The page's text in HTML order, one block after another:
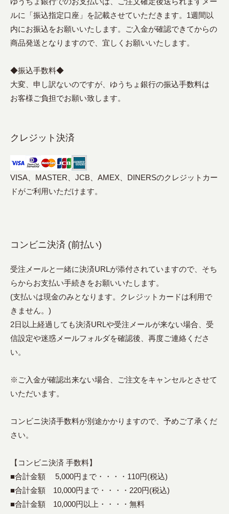
ルに「振込指定口座」を記載させていただきます。1週間以
内にお振込をお願いいたします。ご入金が確認できてからの
商品発送となりますので、宜しくお願いいたします。
◆振込手数料◆
大変、申し訳ないのですが、ゆうちょ銀行の振込手数料は
お客様ご負担でお願い致します。
クレジット決済
VISA、MASTER、JCB、AMEX、DINERSのクレジットカー
ドがご利用いただけます。
コンビニ決済 (前払い)
受注メールと一緒に決済URLが添付されていますので、そち
らからお支払い手続きをお願いいたします。
(支払いは現金のみとなります。クレジットカードは利用で
きません。)
2日以上経過しても決済URLや受注メールが来ない場合、受
信設定や迷惑メールフォルダを確認後、再度ご連絡くださ
い。
※ご入金が確認出来ない場合、ご注文をキャンセルとさせて
いただいます。
コンビニ決済手数料が別途かかりますので、予めご了承くだ
さい。
【コンビニ決済 手数料】
■合計金額 5,000円まで・・・・110円(税込)
■合計金額 10,000円まで・・・・220円(税込)
■合計金額 10,000円以上・・・・無料